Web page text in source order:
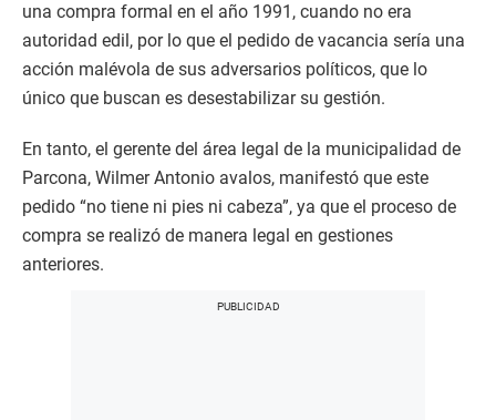
una compra formal en el año 1991, cuando no era
autoridad edil, por lo que el pedido de vacancia sería una
acción malévola de sus adversarios políticos, que lo
único que buscan es desestabilizar su gestión.
En tanto, el gerente del área legal de la municipalidad de
Parcona, Wilmer Antonio avalos, manifestó que este
pedido “no tiene ni pies ni cabeza”, ya que el proceso de
compra se realizó de manera legal en gestiones
anteriores.